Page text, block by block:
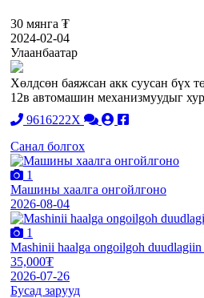
30 мянга ₮
2024-02-04
Улаанбаатар
Хөлдсөн баяжсан акк суусан бүх
12в автомашин механизмуудыг
9616222X
Санал болгох
1
Машины хаалга онгойлгоно
2026-08-04
1
Mashinii haalga ongoilgoh
35,000₮
2026-07-26
Бусад зарууд